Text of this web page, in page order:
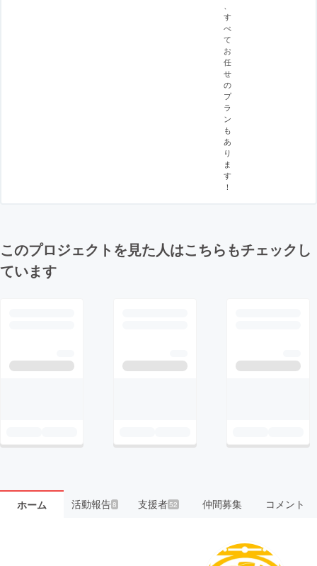
す
べ
て
お
任
せ
の
プ
ラ
ン
も
あ
り
ま
す
！
このプロジェクトを見た人はこちらもチェックし
ています
ホーム 活動報告8 支援者52 仲間募集 コメント